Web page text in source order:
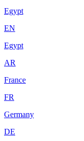
Egypt
EN
Egypt
AR
France
FR
Germany
DE